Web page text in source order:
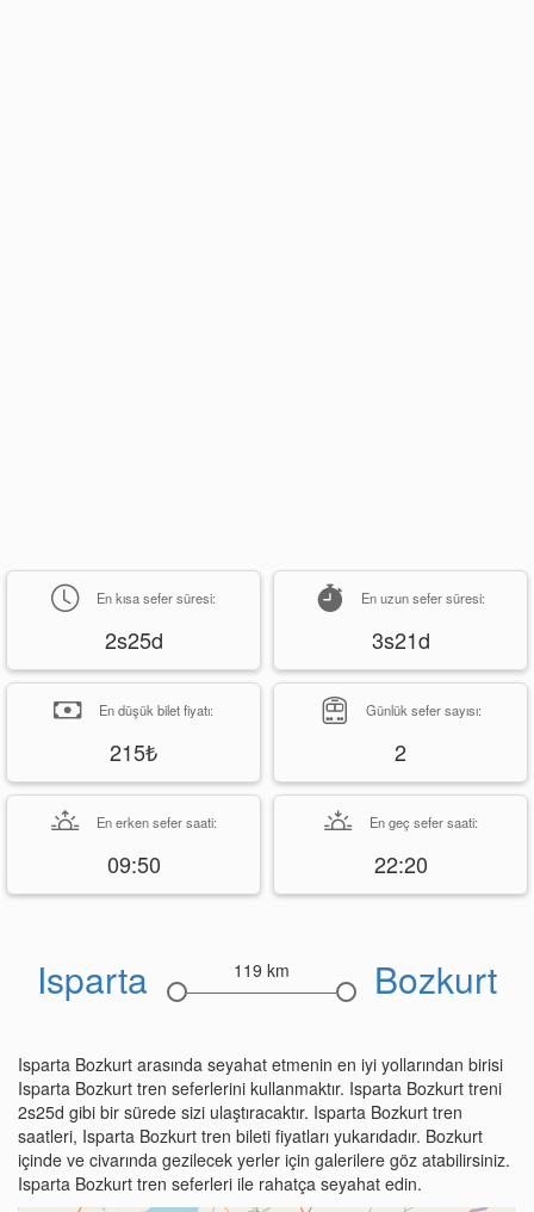
En kısa sefer süresi:
2s25d
En uzun sefer süresi:
3s21d
En düşük bilet fiyatı:
215₺
Günlük sefer sayısı:
2
En erken sefer saati:
09:50
En geç sefer saati:
22:20
Isparta 119 km Bozkurt
Isparta Bozkurt arasında seyahat etmenin en iyi yollarından birisi
Isparta Bozkurt tren seferlerini kullanmaktır. Isparta Bozkurt treni
2s25d gibi bir sürede sizi ulaştıracaktır. Isparta Bozkurt tren
saatleri, Isparta Bozkurt tren bileti fiyatları yukarıdadır. Bozkurt
içinde ve civarında gezilecek yerler için galerilere göz atabilirsiniz.
Isparta Bozkurt tren seferleri ile rahatça seyahat edin.